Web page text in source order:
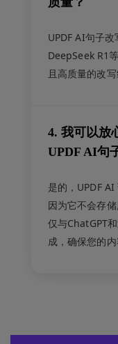
UPDF AI句子
DeepSeek R1
且高质量的改写
4. 我可以放
UPDF AI句
是的，UPDF
因为它不会存
仅与ChatGPT
成，确保您的内